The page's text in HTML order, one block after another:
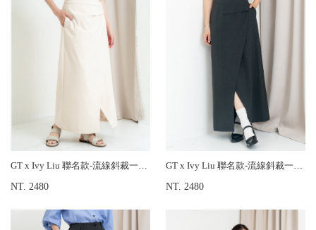
GT x Ivy Liu 聯名款-流線斜裁一片裙
NT. 2480
GT x Ivy Liu 聯名款-流線斜裁一片裙
NT. 2480